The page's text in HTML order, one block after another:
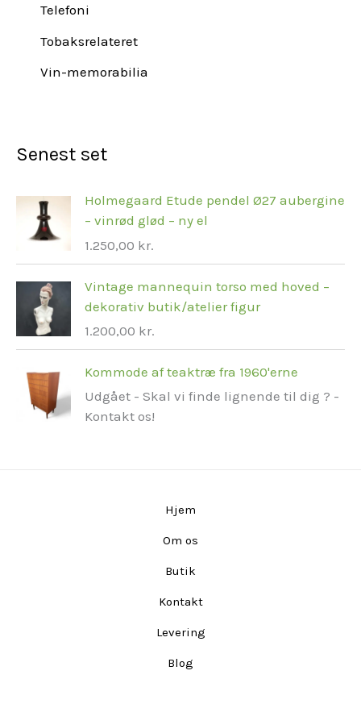
Telefoni
Tobaksrelateret
Vin-memorabilia
Senest set
Holmegaard Etude pendel Ø27 aubergine
– vinrød glød – ny el
1.250,00 kr.
Vintage mannequin torso med hoved –
dekorativ butik/atelier figur
1.200,00 kr.
Kommode af teaktræ fra 1960'erne
Udgået - Skal vi finde lignende til dig ? -
Kontakt os!
Hjem
Om os
Butik
Kontakt
Levering
Blog